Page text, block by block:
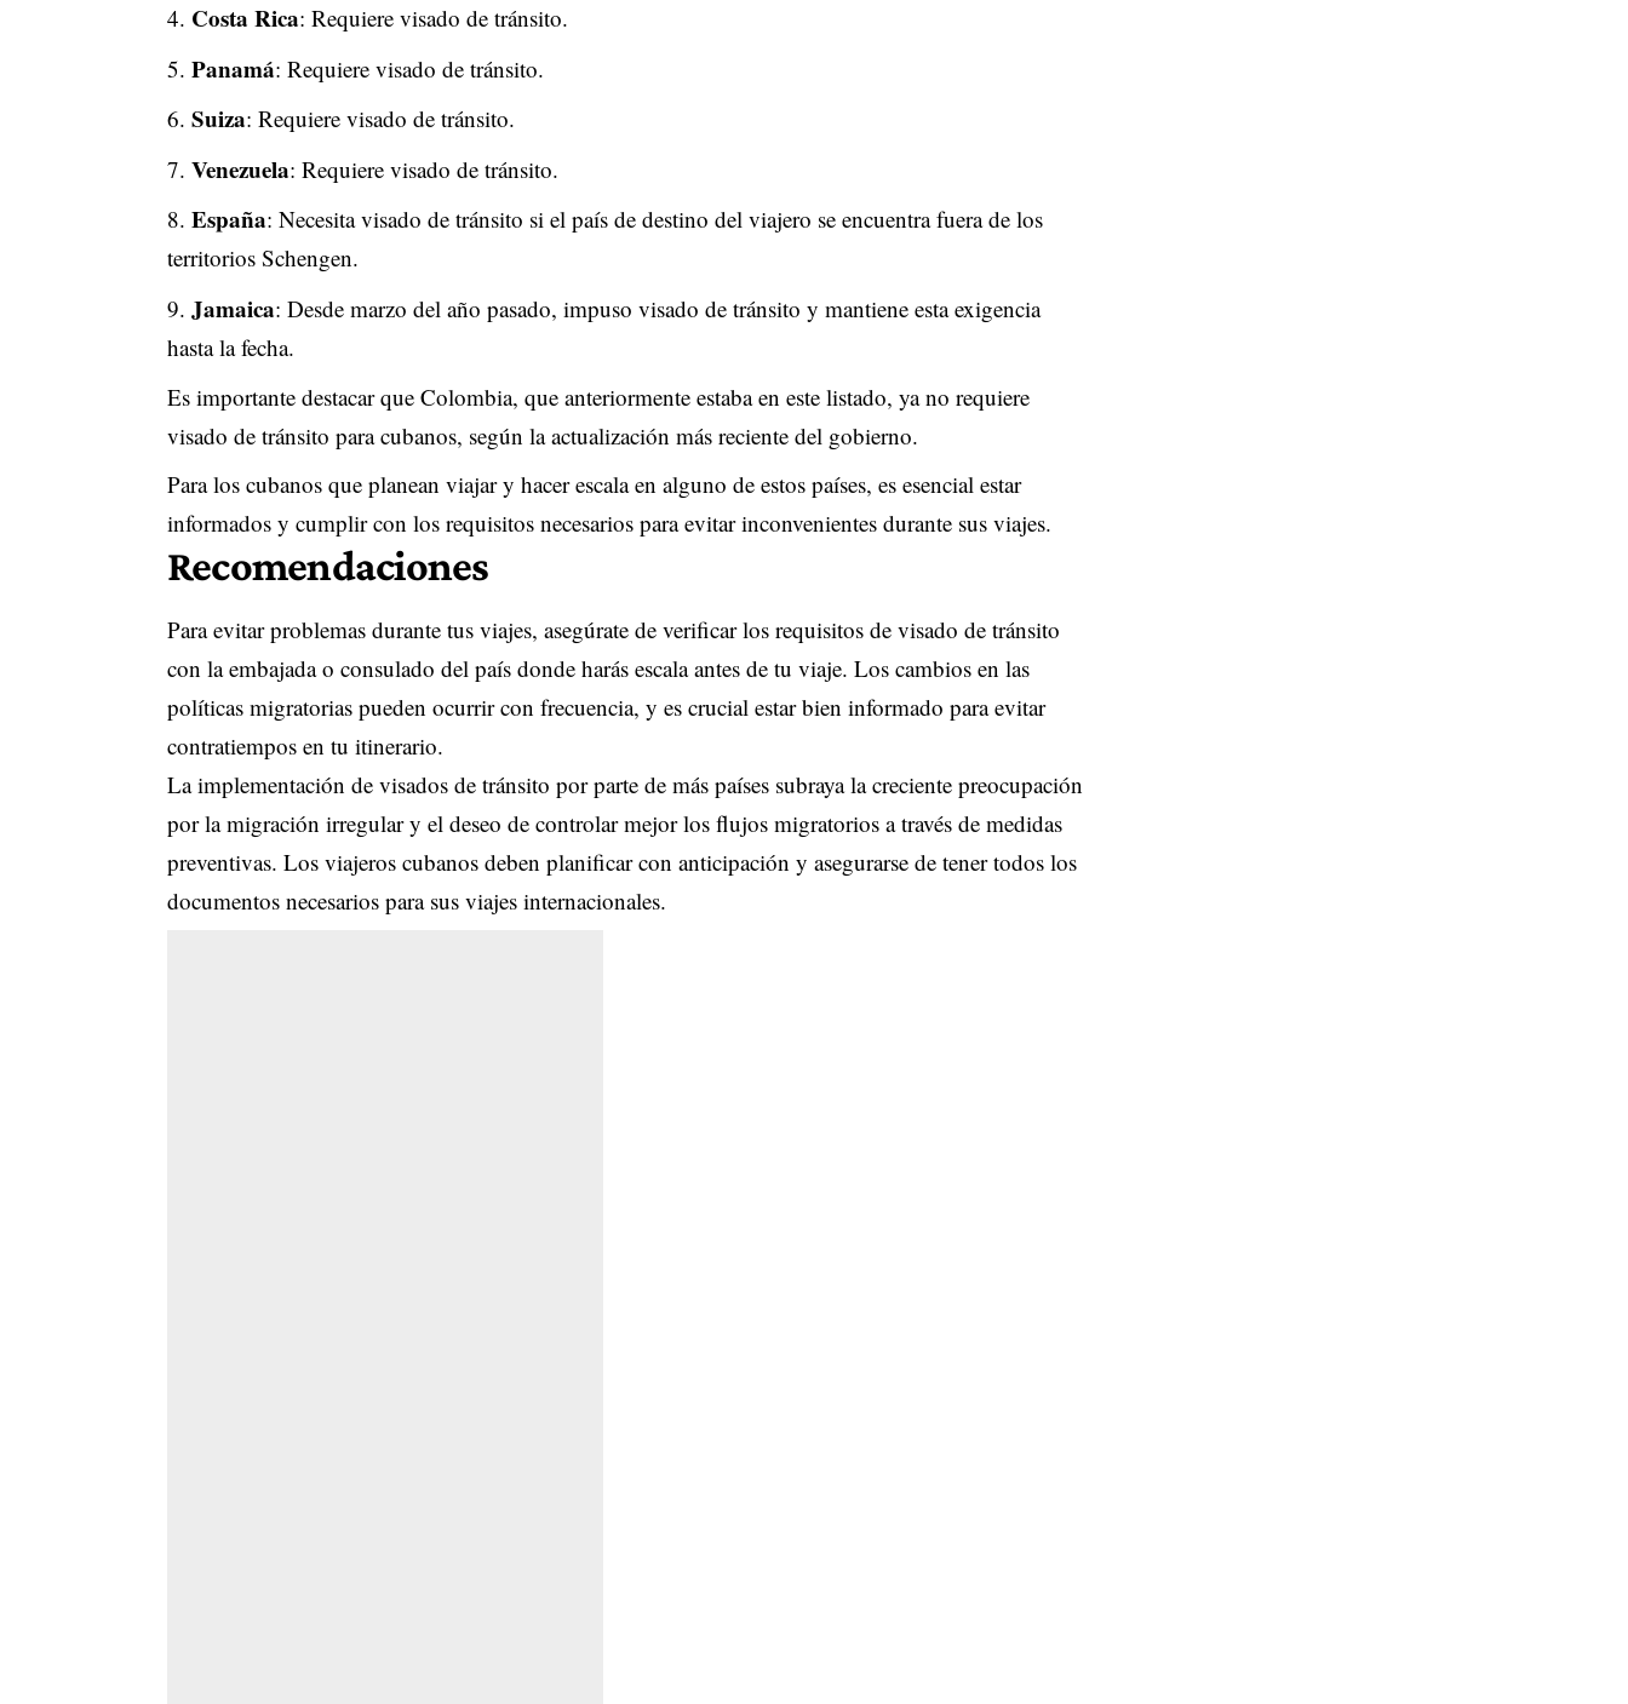
Costa Rica: Requiere visado de tránsito.
Panamá: Requiere visado de tránsito.
Suiza: Requiere visado de tránsito.
Venezuela: Requiere visado de tránsito.
España: Necesita visado de tránsito si el país de destino del viajero se encuentra fuera de los
territorios Schengen.
Jamaica: Desde marzo del año pasado, impuso visado de tránsito y mantiene esta exigencia
hasta la fecha.
Es importante destacar que Colombia, que anteriormente estaba en este listado, ya no requiere
visado de tránsito para cubanos, según la actualización más reciente del gobierno.
Para los cubanos que planean viajar y hacer escala en alguno de estos países, es esencial estar
informados y cumplir con los requisitos necesarios para evitar inconvenientes durante sus viajes.
Recomendaciones
Para evitar problemas durante tus viajes, asegúrate de verificar los requisitos de visado de tránsito
con la embajada o consulado del país donde harás escala antes de tu viaje. Los cambios en las
políticas migratorias pueden ocurrir con frecuencia, y es crucial estar bien informado para evitar
contratiempos en tu itinerario.
La implementación de visados de tránsito por parte de más países subraya la creciente preocupación
por la migración irregular y el deseo de controlar mejor los flujos migratorios a través de medidas
preventivas. Los viajeros cubanos deben planificar con anticipación y asegurarse de tener todos los
documentos necesarios para sus viajes internacionales.